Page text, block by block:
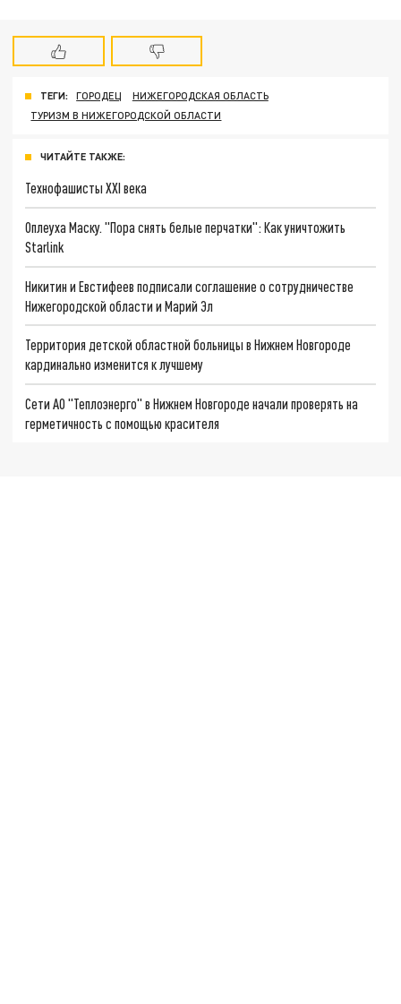
ТЕГИ: ГОРОДЕЦ
НИЖЕГОРОДСКАЯ ОБЛАСТЬ
ТУРИЗМ В НИЖЕГОРОДСКОЙ ОБЛАСТИ
ЧИТАЙТЕ ТАКЖЕ:
Технофашисты XXI века
Оплеуха Маску. "Пора снять белые перчатки": Как уничтожить
Starlink
Никитин и Евстифеев подписали соглашение о сотрудничестве
Нижегородской области и Марий Эл
Территория детской областной больницы в Нижнем Новгороде
кардинально изменится к лучшему
Сети АО "Теплоэнерго" в Нижнем Новгороде начали проверять на
герметичность с помощью красителя